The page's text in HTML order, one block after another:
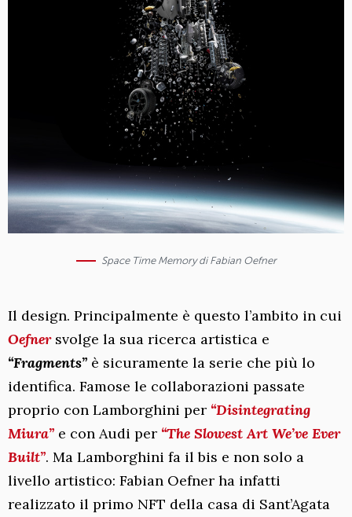
Space Time Memory di Fabian Oefner
Il design. Principalmente è questo l’ambito in cui
Oefnersvolge la sua ricerca artistica e
“Fragments” è sicuramente la serie che più lo
identifica. Famose le collaborazioni passate
proprio con Lamborghini per “Disintegrating
Miura” e con Audi per “The Slowest Art We’ve Ever
Built”. Ma Lamborghini fa il bis e non solo a
livello artistico: Fabian Oefner ha infatti
realizzato il primo NFT della casa di Sant’Agata